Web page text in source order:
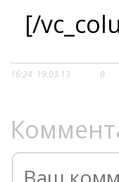
[/
16:24 19.03.13 0